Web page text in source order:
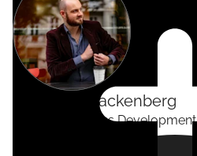
Tackenberg
Head of Business Development